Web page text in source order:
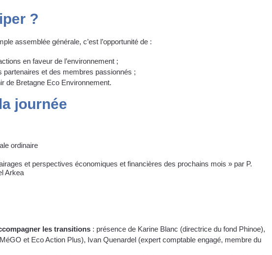
?
assemblée générale, c’est l’opportunité de :
en faveur de l’environnement ;
partenaires et des membres passionnés ;
de Bretagne Eco Environnement.
journée
ordinaire
et perspectives économiques et financières des prochains mois » par P.
Arkea
les transitions : présence de Karine Blanc (directrice du fond Phinoe),
et Eco Action Plus), Ivan Quenardel (expert comptable engagé, membre du